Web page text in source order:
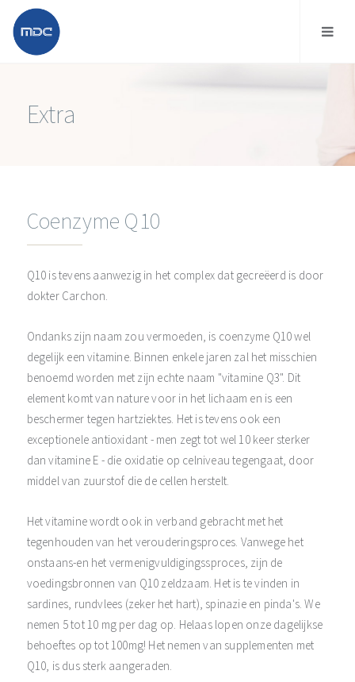
Extra
Coenzyme Q10
Q10 is tevens aanwezig in het complex dat gecreëerd is door
dokter Carchon.
Ondanks zijn naam zou vermoeden, is coenzyme Q10 wel
degelijk een vitamine. Binnen enkele jaren zal het misschien
benoemd worden met zijn echte naam "vitamine Q3". Dit
element komt van nature voor in het lichaam en is een
beschermer tegen hartziektes. Het is tevens ook een
exceptionele antioxidant - men zegt tot wel 10 keer sterker
dan vitamine E - die oxidatie op celniveau tegengaat, door
middel van zuurstof die de cellen herstelt.
Het vitamine wordt ook in verband gebracht met het
tegenhouden van het verouderingsproces. Vanwege het
onstaans-en het vermenigvuldigingssproces, zijn de
voedingsbronnen van Q10 zeldzaam. Het is te vinden in
sardines, rundvlees (zeker het hart), spinazie en pinda's. We
nemen 5 tot 10 mg per dag op. Helaas lopen onze dagelijkse
behoeftes op tot 100mg! Het nemen van supplementen met
Q10, is dus sterk aangeraden.